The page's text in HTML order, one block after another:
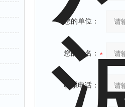
您的单位：
您的姓名：
联系电话：